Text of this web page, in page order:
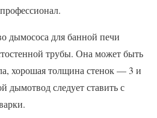
дымососа для банной печи
трубы. Она может быть
хорошая толщина стенок — 3 и
дымотвод следует ставить с